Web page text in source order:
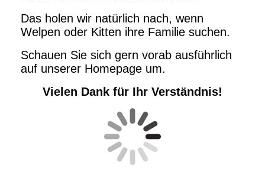
Das holen wir natürlich nach, wenn
Welpen oder Kitten ihre Familie suchen.
Schauen Sie sich gern vorab ausführlich
auf unserer Homepage um.
Vielen Dank für Ihr Verständnis!